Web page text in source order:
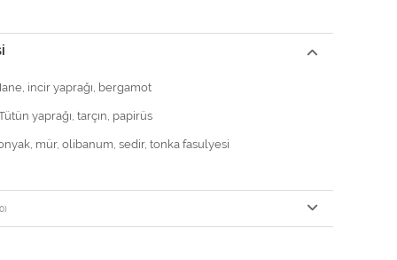
incir yaprağı, bergamot
yaprağı, tarçın, papirüs
mür, olibanum, sedir, tonka fasulyesi